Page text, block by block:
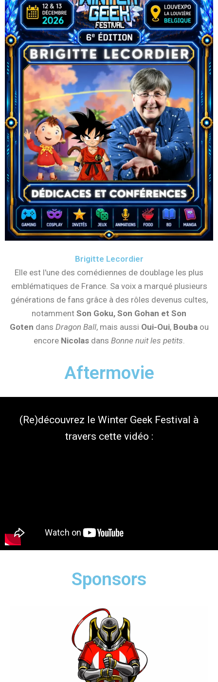
Brigitte Lecordier
Elle est l'une des comédiennes de doublage les plus
emblématiques de France. Sa voix a marqué plusieurs
générations de fans grâce à des rôles devenus cultes,
notamment Son Goku, Son Gohan et Son
Goten dans Dragon Ball, mais aussi Oui-Oui, Boubaou
encore Nicolasdans Bonne nuit les petits
Aftermovie
(Re)découvrez le Winter Geek Festival à
travers cette vidéo :
Sponsors